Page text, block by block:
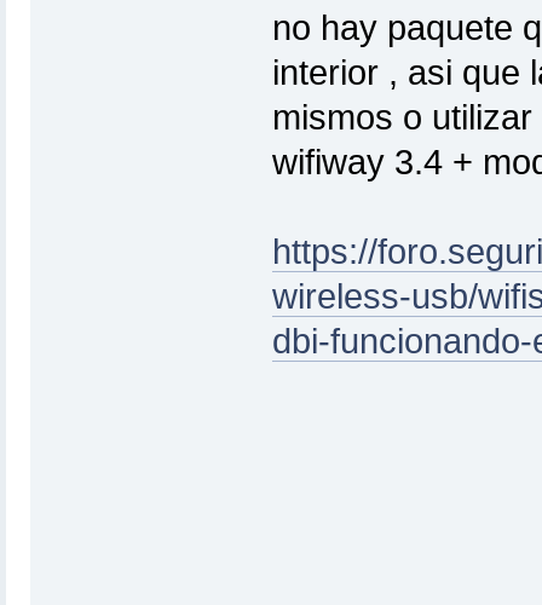
no hay paquete
interior , asi que
mismos o
wifiway 3.4 +
https://
wireless-usb/
dbi-